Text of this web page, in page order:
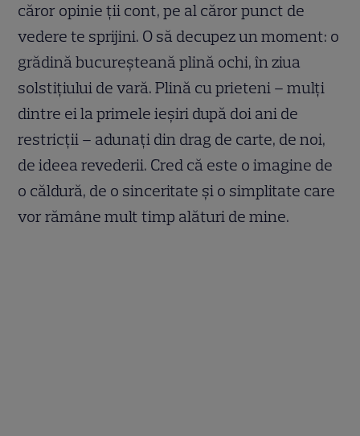
căror opinie ţii cont, pe al căror punct de
vedere te sprijini. O să decupez un moment: o
grădină bucureşteană plină ochi, în ziua
solstiţiului de vară. Plină cu prieteni – mulţi
dintre ei la primele ieşiri după doi ani de
restricţii – adunaţi din drag de carte, de noi,
de ideea revederii. Cred că este o imagine de
o căldură, de o sinceritate şi o simplitate care
vor rămâne mult timp alături de mine.